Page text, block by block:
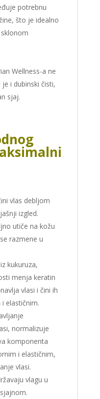
potrebnu
što je idealno
Wellness-a ne
i dubinski čisti,
sjaj.
vlas debljom
izgled.
utiče na kožu
razmene u
kukuruza,
menja keratin
vlasi i čini ih
elastičnim.
normalizuje
komponenta
i elastičnim,
vlasi.
vlagu u